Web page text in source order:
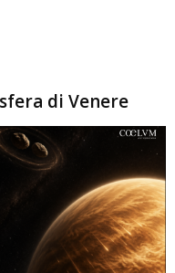
di Venere